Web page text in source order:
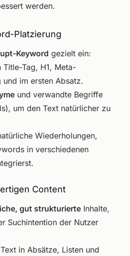
werden.
Platzierung
Keyword gezielt ein:
Title-Tag, H1, Meta-
und im ersten Absatz.
und verwandte Begriffe
um den Text natürlicher zu
Wiederholungen,
in verschiedenen
Content
gut strukturierteInhalte,
Suchintention der Nutzer
in Absätze, Listen und